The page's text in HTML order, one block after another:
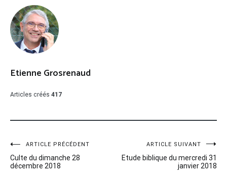
Etienne Grosrenaud
Articles créés 417
Navigation
de
ARTICLE PRÉCÉDENT
Culte du dimanche 28
décembre 2018
ARTICLE SUIVANT
Etude biblique du mercredi 31
janvier 2018